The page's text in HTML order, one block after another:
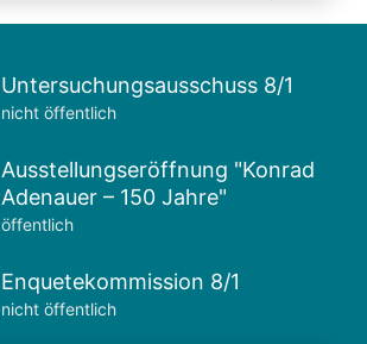
Untersuchungsausschuss 8/1
nicht öffentlich
Ausstellungseröffnung "Konrad
Adenauer – 150 Jahre"
öffentlich
Enquetekommission 8/1
nicht öffentlich